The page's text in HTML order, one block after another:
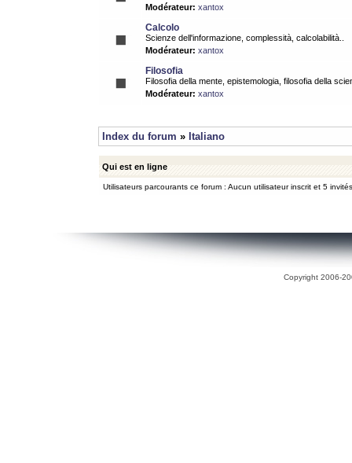
Modérateur: xantox
Calcolo
Scienze dell'informazione, complessità, calcolabilità..
Modérateur: xantox
Filosofia
Filosofia della mente, epistemologia, filosofia della
Modérateur: xantox
Index du forum » Italiano
Qui est en ligne
Utilisateurs parcourants ce forum : Aucun utilisateur inscrit et 5 invités
Copyright 2006-